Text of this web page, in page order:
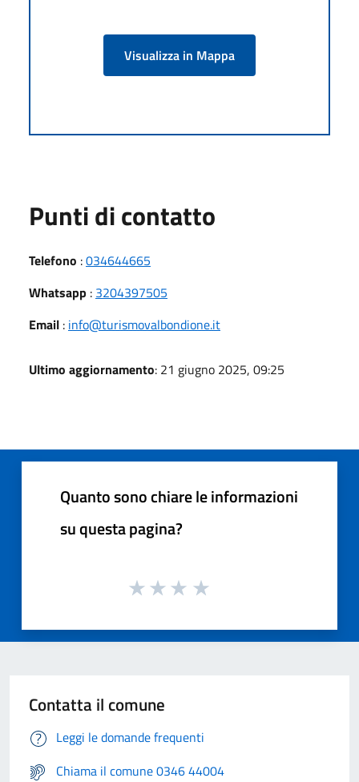
Visualizza in Mappa
Punti di contatto
Telefono :034644665
Whatsapp : 3204397505
Email : info@turismovalbondione.it
Ultimo aggiornamento: 21 giugno 2025, 09:25
Quanto sono chiare le informazioni
su questa pagina?
Contatta il comune
Leggi le domande frequenti
Chiama il comune 0346 44004